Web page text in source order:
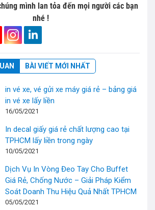
mình lan tỏa đến mọi người các bạn
nhé !
BÀI VIẾT MỚI NHẤT
in vé xe, vé gửi xe máy giá rẻ – bảng giá
in vé xe lấy liền
16/05/2021
In decal giấy giá rẻ chất lượng cao tại
TPHCM lấy liền trong ngày
10/05/2021
Dịch Vụ In Vòng Đeo Tay Cho Buffet
Giá Rẻ, Chống Nước – Giải Pháp Kiểm
Soát Doanh Thu Hiệu Quả Nhất TPHCM
05/05/2021